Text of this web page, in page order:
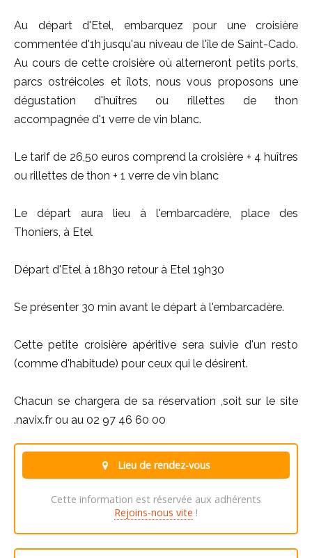
Au départ d'Etel, embarquez pour une croisière
commentée d'1h jusqu'au niveau de l'île de Saint-Cado.
Au cours de cette croisière où alterneront petits ports,
parcs ostréicoles et îlots, nous vous proposons une
dégustation d'huîtres ou rillettes de thon
accompagnée d'1 verre de vin blanc.
Le tarif de 26,50 euros comprend la croisière + 4 huîtres
ou rillettes de thon + 1 verre de vin blanc
Le départ aura lieu à l'embarcadère, place des
Thoniers, à Etel
Départ d'Etel à 18h30 retour à Etel 19h30
Se présenter 30 min avant le départ à l'embarcadère.
Cette petite croisière apéritive sera suivie d'un resto
(comme d'habitude) pour ceux qui le désirent.
Chacun se chargera de sa réservation ,soit sur le site
.navix.fr ou au 02 97 46 60 00
Lieu de rendez-vous
Cette information est réservée aux adhérents
Rejoins-nous vite !